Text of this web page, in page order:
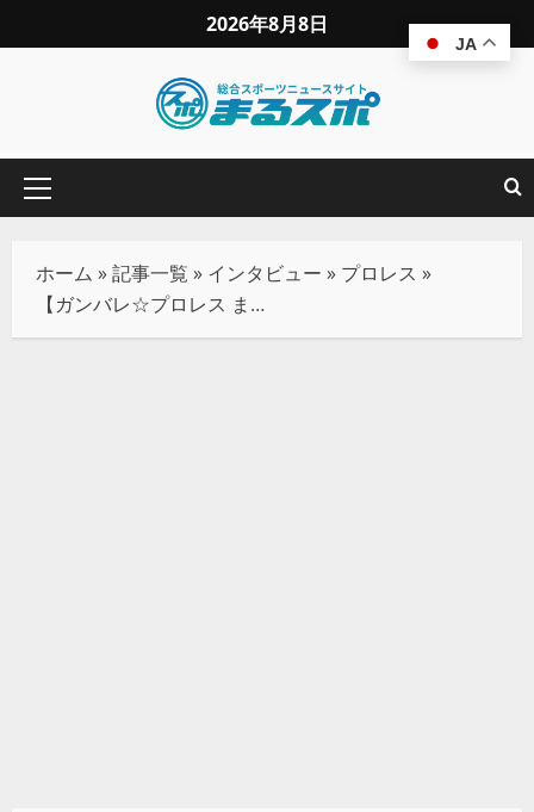
2026年8月8日
ホーム »記事一覧 » インタビュー » プロレス »
【ガンバレ☆プロレス まなせゆうな（３）】「私も幸せになるため、最後にプロレスを頑張ってみたい」と考えた時、一緒にいるのはガンプロの人がいい
JA